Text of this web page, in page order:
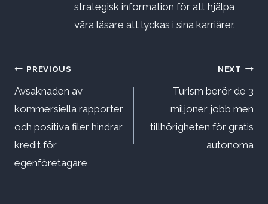
strategisk information för att hjälpa
våra läsare att lyckas i sina karriärer.
Inläggsnavigering
PREVIOUS
Avsaknaden av
kommersiella rapporter
och positiva filer hindrar
kredit för
egenföretagare
NEXT
Turism berör de 3
miljoner jobb men
tillhörigheten för gratis
autonoma